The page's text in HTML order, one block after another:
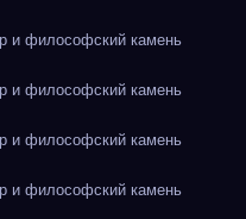
и философский камень
и философский камень
и философский камень
и философский камень